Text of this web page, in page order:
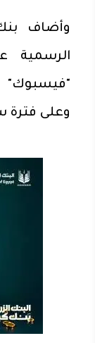
وأضاف
الرسمية
"فيسبوك"
وعلى فترة